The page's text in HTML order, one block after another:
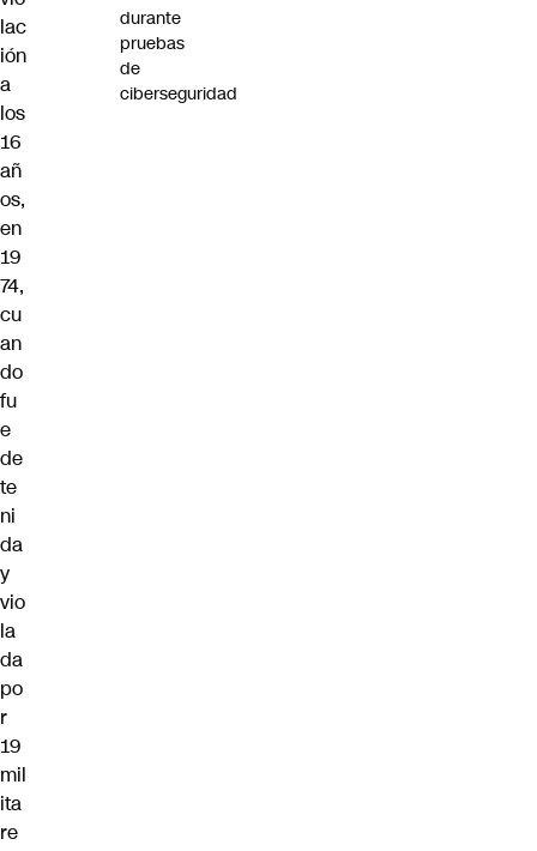
lac
ión
a
los
16
añ
os,
en
19
74,
cu
an
do
fu
e
de
te
ni
da
y
vio
la
da
po
r
19
mil
ita
re
durante
pruebas
de
ciberseguridad